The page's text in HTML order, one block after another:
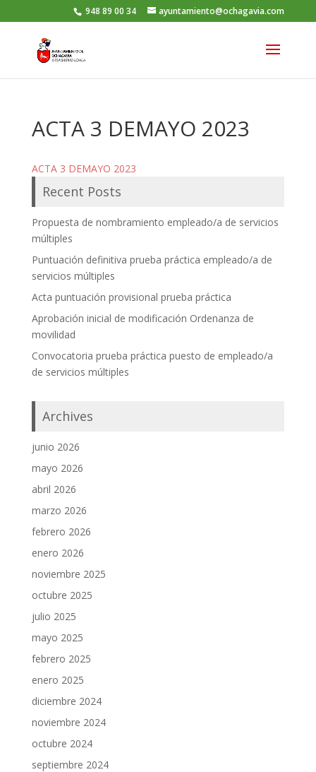
948 89 00 34 ayuntamiento@ochagavia.com
ACTA 3 DEMAYO 2023
ACTA 3 DEMAYO 2023
Recent Posts
Propuesta de nombramiento empleado/a de servicios
múltiples
Puntuación definitiva prueba práctica empleado/a de
servicios múltiples
Acta puntuación provisional prueba práctica
Aprobación inicial de modificación Ordenanza de
movilidad
Convocatoria prueba práctica puesto de empleado/a
de servicios múltiples
Archives
junio 2026
mayo 2026
abril 2026
marzo 2026
febrero 2026
enero 2026
noviembre 2025
octubre 2025
julio 2025
mayo 2025
febrero 2025
enero 2025
diciembre 2024
noviembre 2024
octubre 2024
septiembre 2024